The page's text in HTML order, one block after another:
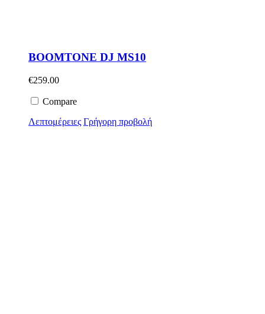
BOOMTONE DJ MS10
€259.00
Compare
Λεπτομέρειες Γρήγορη προβολή